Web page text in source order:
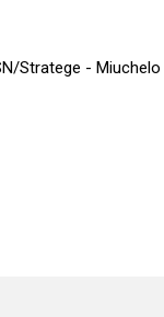
Stratege - Miuchelo